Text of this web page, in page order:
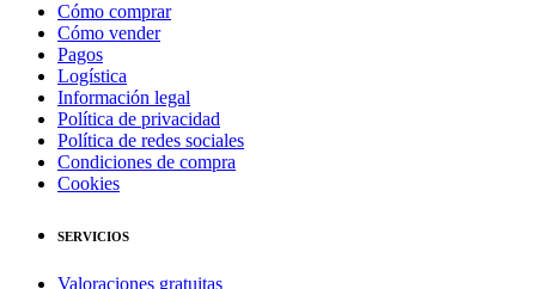
Cómo comprar
Cómo vender
Pagos
Logística
Información legal
Política de privacidad
Política de redes sociales
Condiciones de compra
Cookies
SERVICIOS
Valoraciones gratuitas